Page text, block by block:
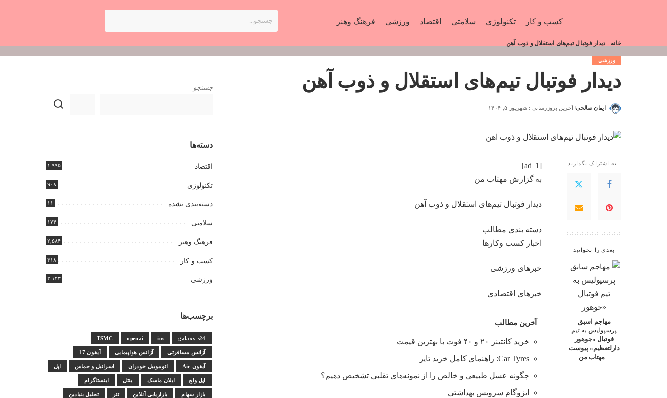
کسب و کار تکنولوژی سلامتی اقتصاد ورزشی فرهنگ وهنر
خانه - دیدار فوتبال تیم‌های استقلال و ذوب آهن
ورزشی
دیدار فوتبال تیم‌های استقلال و ذوب آهن
ایمان صالحی آخرین بروزرسانی : شهریور ۵, ۱۴۰۴
به اشتراک بگذارید
بعدی را بخوانید
مهاجم اسبق
پرسپولیس به تیم
فوتبال «جوهور
دارلتعظیم» پیوست
– مهتاب من
[ad_1]
به گزارش مهتاب من
دیدار فوتبال تیم‌های استقلال و ذوب آهن
دسته بندی مطالب
اخبار کسب وکارها
خبرهای ورزشی
خبرهای اقتصادی
آخرین مطالب
خرید کانتینر ۲۰ و ۴۰ فوت با بهترین قیمت
Car Tyres: راهنمای کامل خرید تایر
چگونه عسل طبیعی و خالص را از نمونه‌های تقلبی تشخیص دهیم؟
ایزوگام سرویس بهداشتی
جستجو
دسته‌ها
اقتصاد ۱,۹۹۵
تکنولوژی ۹۰۸
دسته‌بندی نشده ۱۱
سلامتی ۱۷۴
فرهنگ وهنر ۲,۵۸۴
کسب و کار ۳۱۸
ورزشی ۳,۱۴۳
برچسب‌ها
galaxy s24
ios
openai
TSMC
آژانس مسافرتی آژانس هواپیمایی آیفون 17
آیفون Air اتوموبیل خودران اسرائیل و حماس اپل
اپل واچ ایلان ماسک اینتل اینستاگرام
بازار سهام بازاریابی آنلاین تتر تحلیل بنیادین